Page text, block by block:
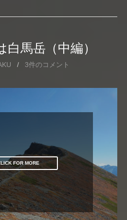
馬岳（中編）
/ 3件のコメント
FOR MORE